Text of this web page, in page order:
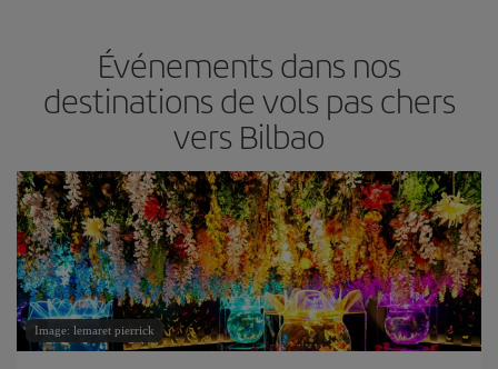
Événements dans nos
destinations de vols pas chers
vers Bilbao
Image: lemaret pierrick